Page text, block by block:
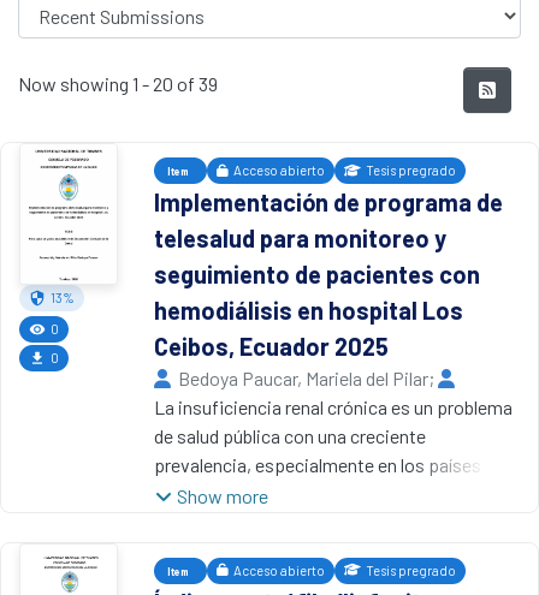
Recent Submissions
Now showing 1 - 20 of 39
13%
0
0
Item Acceso abierto Tesis pregrado
Implementación de programa de
telesalud para monitoreo y
seguimiento de pacientes con
hemodiálisis en hospital Los
Ceibos, Ecuador 2025
Bedoya Paucar, Mariela del Pilar;
Mariños Vega, Julia Eulalia ,
2026
Universidad Nacional de Tumbes
La insuficiencia renal crónica es un problema
de salud pública con una creciente
prevalencia, especialmente en los países en
vías de desarrollo donde existen barreras
manera oportuna. El propósito de la presente
Show more
Item Acceso abierto Tesis pregrado